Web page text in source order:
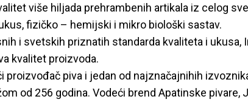
više hiljada prehrambenih artikala iz celog
fizičko – hemijski i mikro biološki sastav.
i svetskih priznatih standarda kvaliteta i ukusa,
kvalitet proizvoda.
proizvođač piva i jedan od najznačajnihih
od 256 godina. Vodeći brend Apatinske pivare,